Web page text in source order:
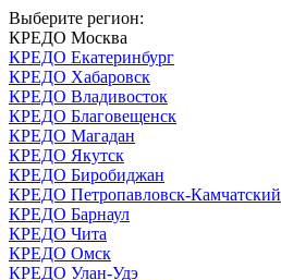
Выберите регион:
КРЕДО Москва
КРЕДО Екатеринбург
КРЕДО Хабаровск
КРЕДО Владивосток
КРЕДО Благовещенск
КРЕДО Магадан
КРЕДО Якутск
КРЕДО Биробиджан
КРЕДО Петропавловск-Камчатский
КРЕДО Барнаул
КРЕДО Чита
КРЕДО Омск
КРЕДО Улан-Удэ